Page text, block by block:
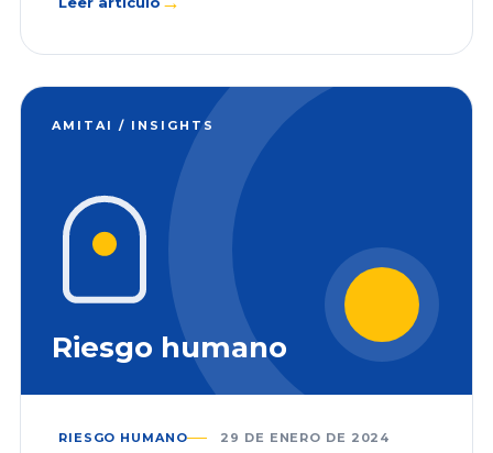
AMITAI / INSIGHTS
Riesgo humano
RIESGO HUMANO 29 DE ENERO DE 2024